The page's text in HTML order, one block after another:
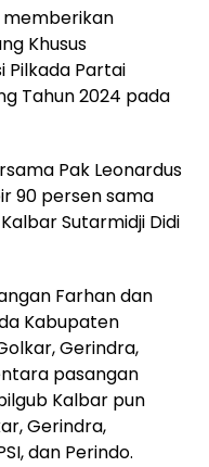
memberikan
Khusus
Pilkada Partai
Tahun 2024 pada
Pak Leonardus
90 persen sama
Sutarmidji Didi
Farhan dan
Kabupaten
Gerindra,
pasangan
Kalbar pun
Gerindra,
dan Perindo.